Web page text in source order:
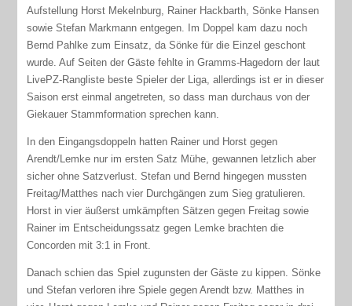
Aufstellung Horst Mekelnburg, Rainer Hackbarth, Sönke Hansen
sowie Stefan Markmann entgegen. Im Doppel kam dazu noch
Bernd Pahlke zum Einsatz, da Sönke für die Einzel geschont
wurde. Auf Seiten der Gäste fehlte in Gramms-Hagedorn der laut
LivePZ-Rangliste beste Spieler der Liga, allerdings ist er in dieser
Saison erst einmal angetreten, so dass man durchaus von der
Giekauer Stammformation sprechen kann.
In den Eingangsdoppeln hatten Rainer und Horst gegen
Arendt/Lemke nur im ersten Satz Mühe, gewannen letzlich aber
sicher ohne Satzverlust. Stefan und Bernd hingegen mussten
Freitag/Matthes nach vier Durchgängen zum Sieg gratulieren.
Horst in vier äußerst umkämpften Sätzen gegen Freitag sowie
Rainer im Entscheidungssatz gegen Lemke brachten die
Concorden mit 3:1 in Front.
Danach schien das Spiel zugunsten der Gäste zu kippen. Sönke
und Stefan verloren ihre Spiele gegen Arendt bzw. Matthes in